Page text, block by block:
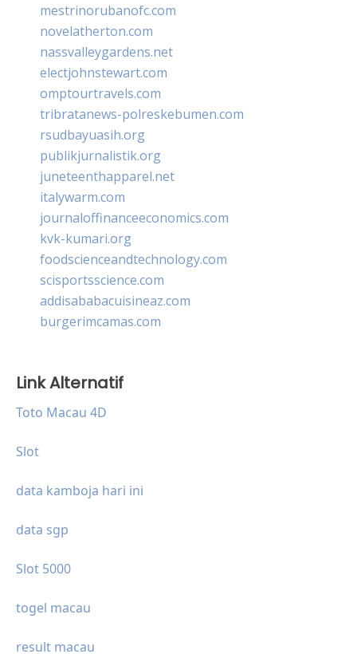
mestrinorubanofc.com
novelatherton.com
nassvalleygardens.net
electjohnstewart.com
omptourtravels.com
tribratanews-polreskebumen.com
rsudbayuasih.org
publikjurnalistik.org
juneteenthapparel.net
italywarm.com
journaloffinanceeconomics.com
kvk-kumari.org
foodscienceandtechnology.com
scisportsscience.com
addisababacuisineaz.com
burgerimcamas.com
Link Alternatif
Toto Macau 4D
Slot
data kamboja hari ini
data sgp
Slot 5000
togel macau
result macau